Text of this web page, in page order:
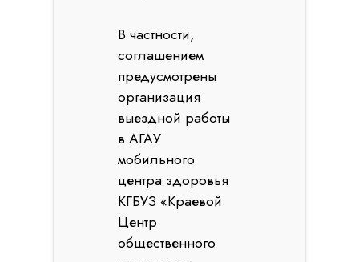
В частности,
соглашением
предусмотрены
организация
выездной работы
в АГАУ
мобильного
центра здоровья
КГБУЗ «Краевой
Центр
общественного